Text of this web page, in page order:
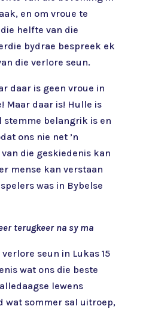
en om vroue te
helfte van die
bydrae bespreek ek
die verlore seun.
daar is geen vroue in
Maar daar is! Hulle is
stemme belangrik is en
ons nie net ’n
die geskiedenis kan
mense kan verstaan
was in Bybelse
terugkeer na sy ma
seun in Lukas 15
wat ons die beste
lewens
wat sommer sal uitroep,